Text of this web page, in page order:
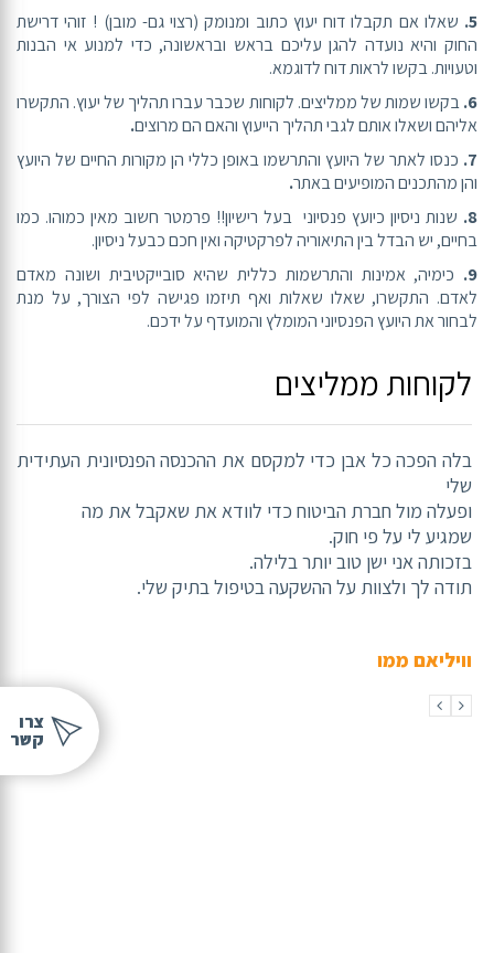
קשר
5. שאלו אם תקבלו דוח יעוץ כתוב ומנומק (רצוי גם- מובן) ! זוהי דרישת
החוק והיא נועדה להגן עליכם בראש ובראשונה, כדי למנוע אי הבנות
וטעויות. בקשו לראות דוח לדוגמא.
6. בקשו שמות של ממליצים. לקוחות שכבר עברו תהליך של יעוץ. התקשרו
אליהם ושאלו אותם לגבי תהליך הייעוץ והאם הם מרוצים.
7. כנסו לאתר של היועץ והתרשמו באופן כללי הן מקורות החיים של היועץ
והן מהתכנים המופיעים באתר.
8. שנות ניסיון כיועץ פנסיוני בעל רישיון!! פרמטר חשוב מאין כמוהו. כמו
בחיים, יש הבדל בין התיאוריה לפרקטיקה ואין חכם כבעל ניסיון.
9.
כימיה, אמינות והתרשמות כללית שהיא סובייקטיבית ושונה מאדם
לאדם. התקשרו, שאלו שאלות ואף תיזמו פגישה לפי הצורך, על מנת
לבחור את היועץ הפנסיוני המומלץ והמועדף על ידכם.
לקוחות ממליצים
בלה הפכה כל אבן כדי למקסם את ההכנסה הפנסיונית העתידית
שלי
ופעלה מול חברת הביטוח כדי לוודא את שאקבל את מה
שמגיע לי על פי חוק.
בזכותה אני ישן טוב יותר בלילה.
תודה לך ולצוות על ההשקעה בטיפול בתיק שלי.
וויליאם ממו